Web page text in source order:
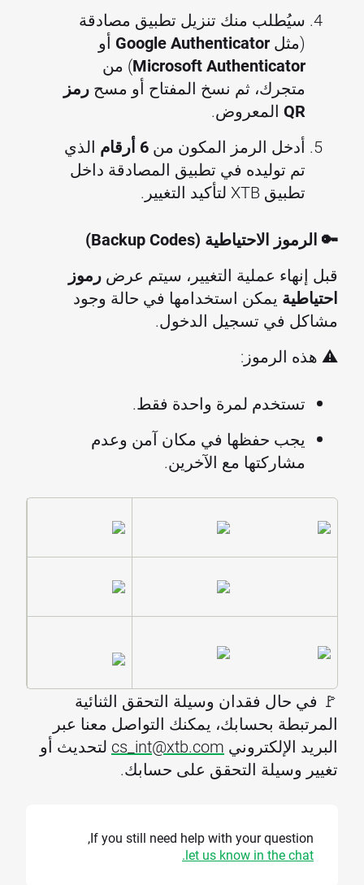
سيُطلب منك تنزيل تطبيق مصادقة
(مثل Google Authenticator أو
Microsoft Authenticator) من
متجرك، ثم نسخ المفتاح أو مسح رمز
QR المعروض.
أدخل الرمز المكون من 6 أرقام
الذي
تم توليده في تطبيق المصادقة داخل
تطبيق XTB لتأكيد التغيير.
🔑 الرموز الاحتياطية (Backup Codes)
قبل إنهاء عملية التغيير، سيتم عرض رموز
احتياطية يمكن استخدامها في حالة وجود
مشاكل في تسجيل الدخول.
⚠️ هذه الرموز:
تستخدم لمرة واحدة فقط.
يجب حفظها في مكان آمن وعدم
مشاركتها مع الآخرين.
🚩 في حال فقدان وسيلة التحقق الثنائية
المرتبطة بحسابك، يمكنك التواصل معنا عبر
البريد الإلكتروني cs_int@xtb.com لتحديث أو
تغيير وسيلة التحقق على حسابك.
If you still need help with your question,
let us know in the chat.